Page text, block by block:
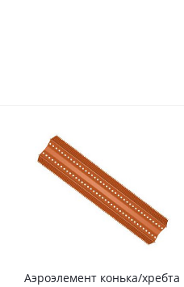
Аэроэлемент конька/хребта